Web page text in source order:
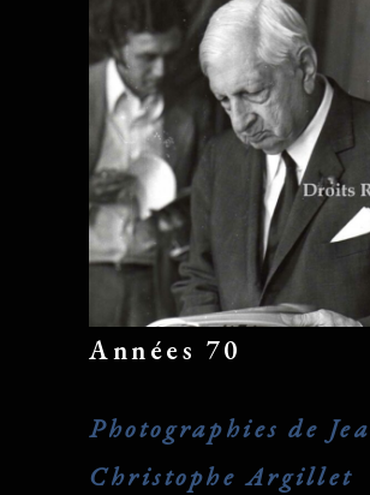
Années 70
Photographies de
Christophe Argillet